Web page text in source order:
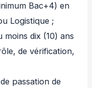
Bac+4) en
Logistique ;
moins dix (10) ans
de vérification,
passation de